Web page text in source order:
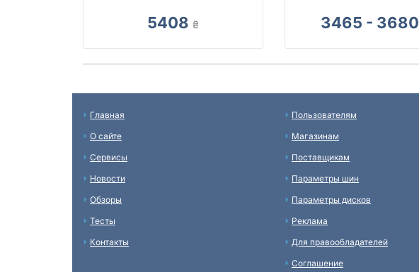
5408 ₴ 3465 - 3680
Главная
О сайте
Сервисы
Новости
Обзоры
Тесты
Контакты
Пользователям
Магазинам
Поставщикам
Параметры шин
Параметры дисков
Реклама
Для правообладателей
Соглашение